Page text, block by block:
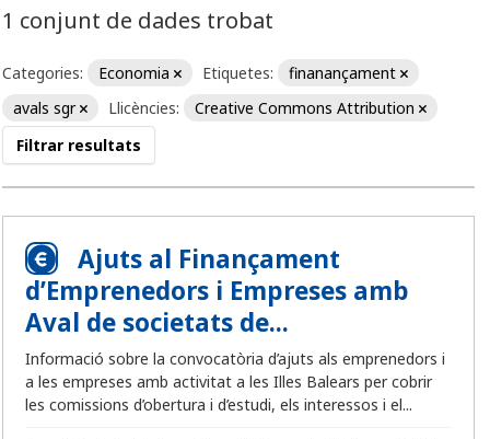
1 conjunt de dades trobat
Categories: Economia Etiquetes:
finanançament
avals sgr
Llicències:
Creative Commons Attribution
Filtrar resultats
Ajuts al Finançament
d’Emprenedors i Empreses amb
Aval de societats de...
Informació sobre la convocatòria d’ajuts als emprenedors i
a les empreses amb activitat a les Illes Balears per cobrir
les comissions d’obertura i d’estudi, els interessos i el...